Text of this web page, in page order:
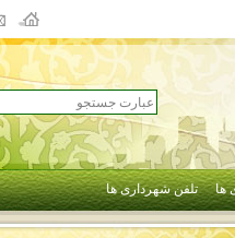
ها تلفن شهرداری ها